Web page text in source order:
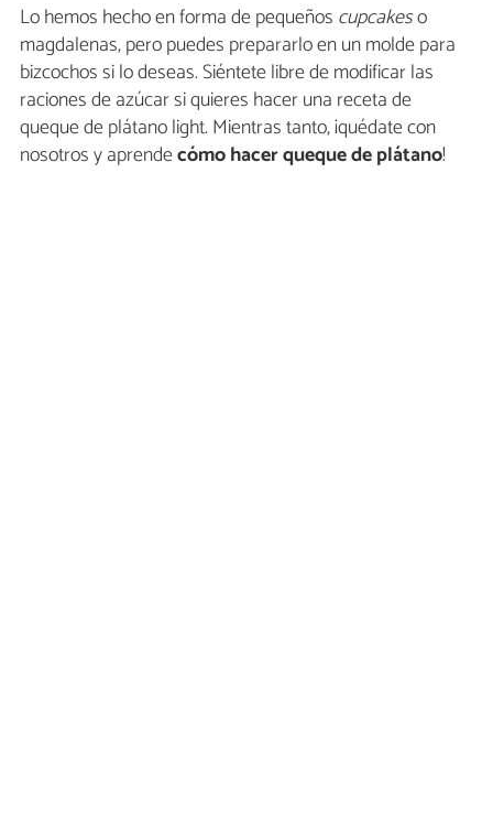
Lo hemos hecho en forma de pequeños cupcakeso
magdalenas, pero puedes prepararlo en un molde para
bizcochos si lo deseas. Siéntete libre de modificar las
raciones de azúcar si quieres hacer una receta de
queque de plátano light. Mientras tanto, ¡quédate con
nosotros y aprendecómo hacer queque de plátano!